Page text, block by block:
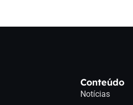
Conteúdo
Notícias